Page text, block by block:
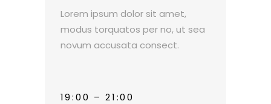
Lorem ipsum dolor sit amet,
modus torquatos per no, ut sea
novum accusata consect.
19:00 – 21:00